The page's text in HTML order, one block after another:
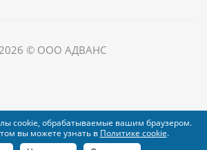
2026 © ООО АДВАНС
cookie, обрабатываемые вашим браузером.
вы можете узнать в Политике cookie.